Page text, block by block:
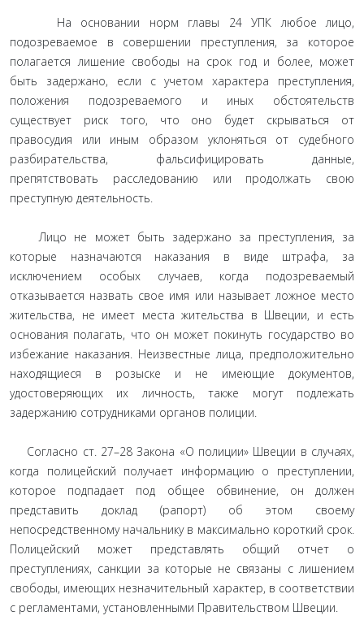
На основании норм главы 24 УПК любое лицо,
подозреваемое в совершении преступления, за которое
полагается лишение свободы на срок год и более, может
быть задержано, если с учетом характера преступления,
положения подозреваемого и иных обстоятельств
существует риск того, что оно будет скрываться от
правосудия или иным образом уклоняться от судебного
разбирательства, фальсифицировать данные,
препятствовать расследованию или продолжать свою
преступную деятельность.
Лицо не может быть задержано за преступления, за
которые назначаются наказания в виде штрафа, за
исключением особых случаев, когда подозреваемый
отказывается назвать свое имя или называет ложное место
жительства, не имеет места жительства в Швеции, и есть
основания полагать, что он может покинуть государство во
избежание наказания. Неизвестные лица, предположительно
находящиеся в розыске и не имеющие документов,
удостоверяющих их личность, также могут подлежать
задержанию сотрудниками органов полиции.
Согласно ст. 27–28 Закона «О полиции» Швеции в случаях,
когда полицейский получает информацию о преступлении,
которое подпадает под общее обвинение, он должен
представить доклад (рапорт) об этом своему
непосредственному начальнику в максимально короткий срок.
Полицейский может представлять общий отчет о
преступлениях, санкции за которые не связаны с лишением
свободы, имеющих незначительный характер, в соответствии
с регламентами, установленными Правительством Швеции.